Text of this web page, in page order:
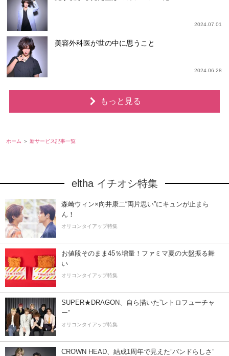
2024.07.01
美容外科医が世の中に思うこと
2024.06.28
もっと見る
ホーム 新サービス記事一覧
eltha イチオシ特集
森崎ウィン×向井康二“両片思い”にキュンが止まら
ん！
オリコンタイアップ特集
お値段そのまま45％増量！ファミマ夏の大盤振る舞
い
オリコンタイアップ特集
SUPER★DRAGON、自ら描いた”レトロフューチャ
ー”
オリコンタイアップ特集
CROWN HEAD、結成1周年で見えた”バンドらしさ”